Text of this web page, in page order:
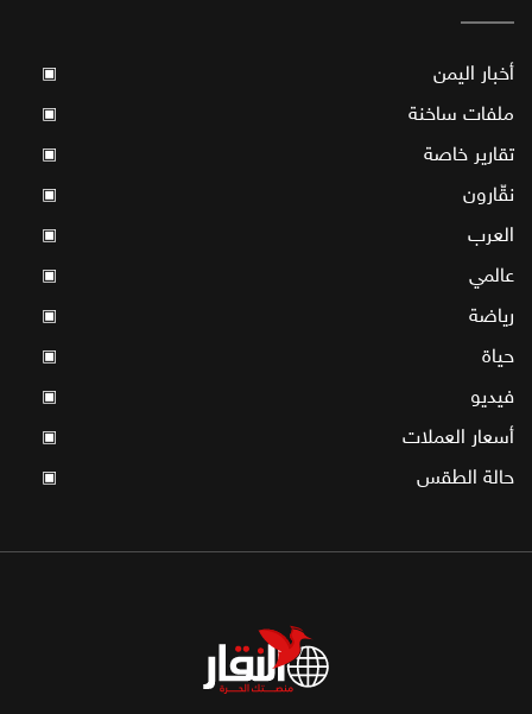
أخبار اليمن ▣
ملفات ساخنة ▣
تقارير خاصة ▣
نقّارون ▣
العرب ▣
عالمي ▣
رياضة ▣
حياة ▣
فيديو ▣
أسعار العملات ▣
حالة الطقس ▣